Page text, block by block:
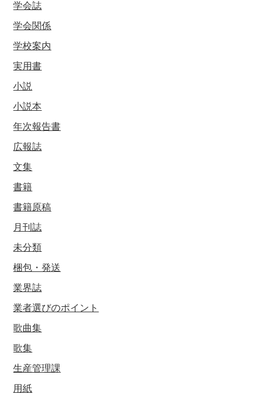
学会誌
学会関係
学校案内
実用書
小説
小説本
年次報告書
広報誌
文集
書籍
書籍原稿
月刊誌
未分類
梱包・発送
業界誌
業者選びのポイント
歌曲集
歌集
生産管理課
用紙